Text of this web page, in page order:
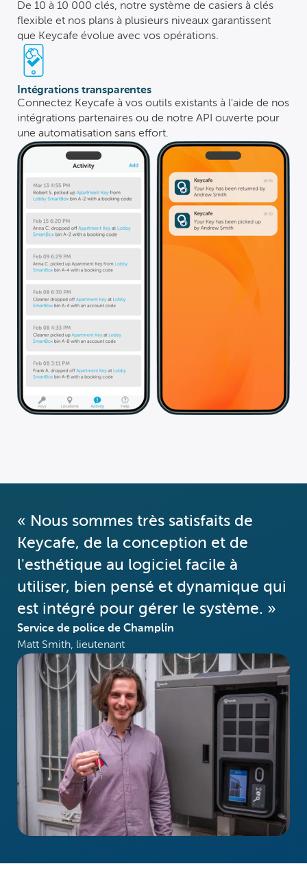
De 10 à 10 000 clés, notre système de casiers à clés
flexible et nos plans à plusieurs niveaux garantissent
que Keycafe évolue avec vos opérations.
Intégrations transparentes
Connectez Keycafe à vos outils existants à l'aide de nos
intégrations partenaires ou de notre API ouverte pour
une automatisation sans effort.
« Nous sommes très satisfaits de
Keycafe, de la conception et de
l'esthétique au logiciel facile à
utiliser, bien pensé et dynamique qui
est intégré pour gérer le système. »
Service de police de Champlin
Matt Smith, lieutenant